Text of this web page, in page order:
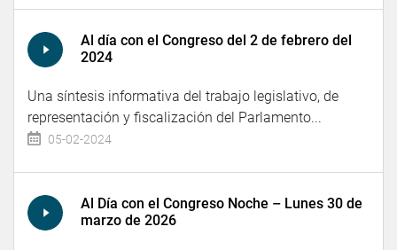
Al día con el Congreso del 2 de febrero del
2024
Una síntesis informativa del trabajo legislativo, de
representación y fiscalización del Parlamento...
05-02-2024
Al Día con el Congreso Noche – Lunes 30 de
marzo de 2026